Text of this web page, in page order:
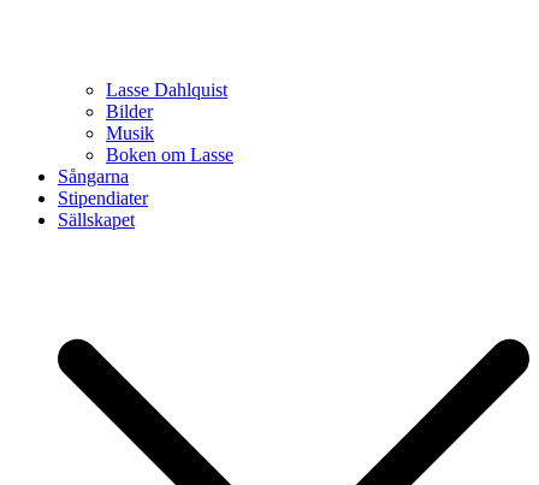
Lasse Dahlquist
Bilder
Musik
Boken om Lasse
Sångarna
Stipendiater
Sällskapet